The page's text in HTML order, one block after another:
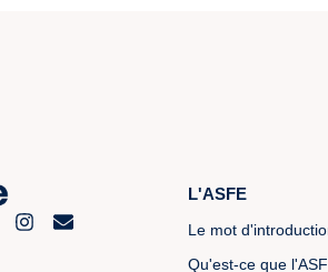
L'ASFE
Le mot
Qu'est-ce que